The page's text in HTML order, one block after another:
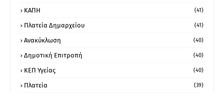
ΚΑΠΗ (41)
Πλατεία Δημαρχείου (41)
Ανακύκλωση (40)
Δημοτική Επιτροπή (40)
ΚΕΠ Υγείας (40)
Πλατεία (39)